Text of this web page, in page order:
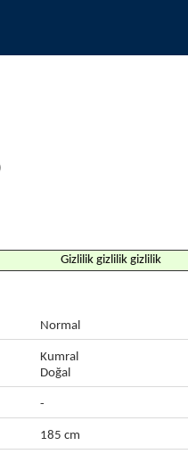
Gizlilik gizlilik gizlilik
Normal
Kumral
Doğal
-
185 cm